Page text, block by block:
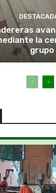
la
grupo